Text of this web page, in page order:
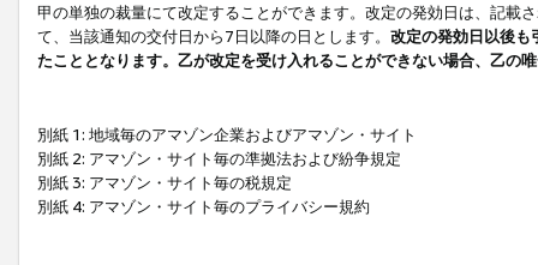
甲の単独の裁量にて改定することができます。改定の発効日は、記載
て、当該通知の交付日から7日以降の日とします。 改定の発効日以後も
たこととなります。乙が改定を受け入れることができない場合、乙の
別紙 1: 地域毎のアマゾン企業およびアマゾン・サイト
別紙 2: アマゾン・サイト毎の準拠法および紛争規定
別紙 3: アマゾン・サイト毎の税規定
別紙 4: アマゾン・サイト毎のプライバシー規約